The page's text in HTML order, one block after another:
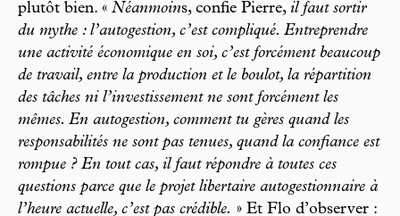
plutôt bien. « Néanmoins, confie Pierre, il faut sortir
du mythe : l’autogestion, c’est compliqué. Entreprendre
une activité économique en soi, c’est forcément beaucoup
de travail, entre la production et le boulot, la répartition
des tâches ni l’investissement ne sont forcément les
mêmes. En autogestion, comment tu gères quand les
responsabilités ne sont pas tenues, quand la confiance est
rompue ? En tout cas, il faut répondre à toutes ces
questions parce que le projet libertaire autogestionnaire à
l’heure actuelle, c’est pas crédible. » Et Flo d’observer :